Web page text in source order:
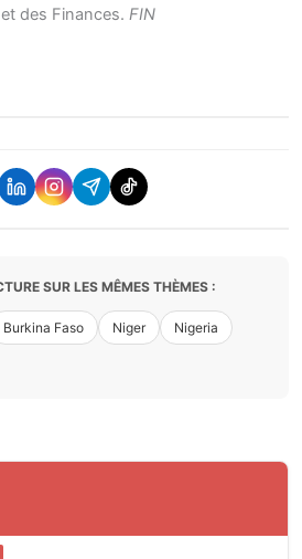
des Finances. FIN
SUR LES MÊMES THÈMES :
Burkina Faso Niger Nigeria